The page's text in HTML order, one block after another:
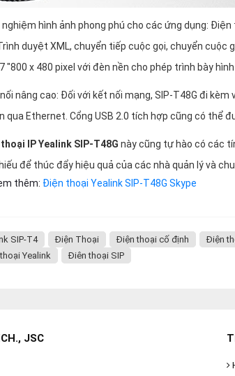
nghiệm hình ảnh phong phú cho các ứng dụng:
duyệt XML, chuyển tiếp cuộc gọi, chuyển cuộc
"800 x 480 pixel với đèn nền cho phép trình bày
nâng cao: Đối với kết nối mạng, SIP-T48G đi
qua Ethernet. Cổng USB 2.0 tích hợp cũng có thể
IP Yealink SIP-T48G này cũng tự hào có các
để thúc đẩy hiệu quả của các nhà quản lý và
thêm: Điện thoại Yealink SIP-T48G Skype
SIP-T4 Điện Thoại Điện thoại cố định Điện
Yealink
Điên thoại SIP
JSC